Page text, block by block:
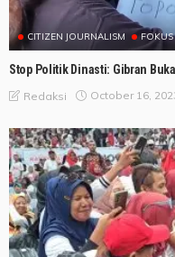
CITIZEN JOURNALISM FOKUS
Stop Politik Dinasti: Gibran
Redaksi October 16,